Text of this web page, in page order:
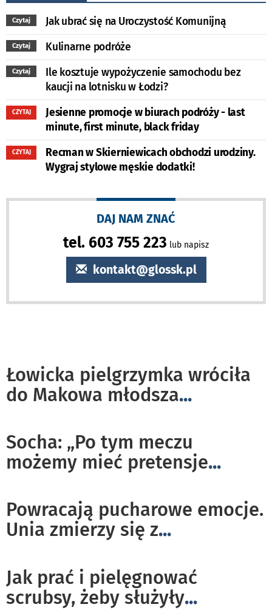
Czytaj Jak ubrać się na Uroczystość Komunijną
Czytaj Kulinarne podróże
Czytaj
Ile kosztuje wypożyczenie samochodu bez
kaucji na lotnisku w Łodzi?
CZYTAJ
Jesienne promocje w biurach podróży - last
minute, first minute, black friday
CZYTAJ
Recman w Skierniewicach obchodzi urodziny.
Wygraj stylowe męskie dodatki!
DAJ NAM ZNAĆ
tel. 603 755 223 lub napisz
kontakt@glossk.pl
Łowicka pielgrzymka wróciła
do Makowa młodsza...
Socha: „Po tym meczu
możemy mieć pretensje...
Powracają pucharowe emocje.
Unia zmierzy się z...
Jak prać i pielęgnować
scrubsy, żeby służyły...